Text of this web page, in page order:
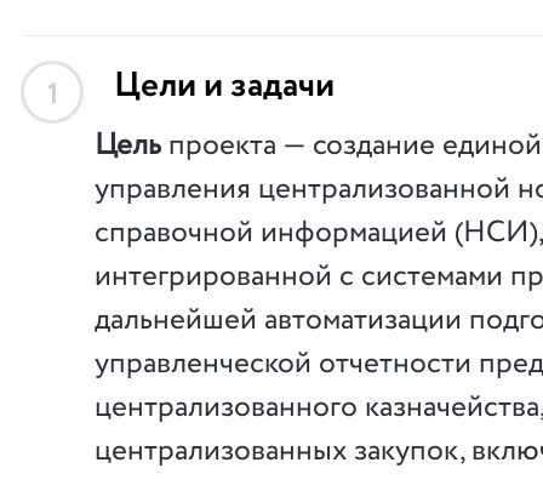
1 Цели и задачи
Цельпроекта — создание
управления централизованной
справочной информацией (НСИ),
интегрированной с системами
дальнейшей автоматизации
управленческой отчетности
централизованного казначейства,
централизованных закупок,